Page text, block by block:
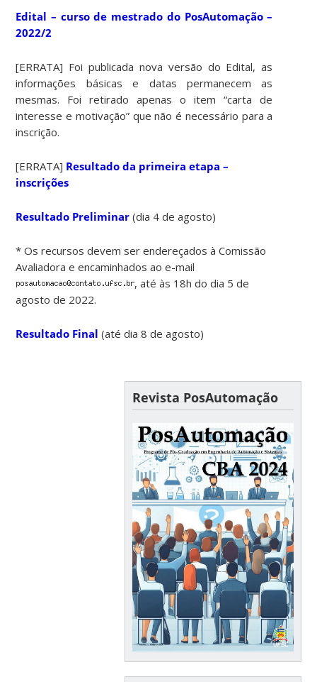
Edital – curso de mestrado do PosAutomação –
2022/2
[ERRATA] Foi publicada nova versão do Edital, as
informações básicas e datas permanecem as
mesmas. Foi retirado apenas o item “carta de
interesse e motivação” que não é necessário para a
inscrição.
[ERRATA] Resultado da primeira etapa –
inscrições
Resultado Preliminar (dia 4 de agosto)
* Os recursos devem ser endereçados à Comissão
Avaliadora e encaminhados ao e-mail
, até às 18h do dia 5 de
agosto de 2022.
Resultado Final (até dia 8 de agosto)
Revista PosAutomação